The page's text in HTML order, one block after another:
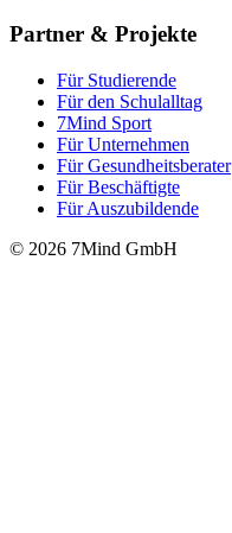
Partner & Projekte
Für Stu­die­rende
Für den Schulalltag
7Mind Sport
Für Unter­neh­men
Für Gesund­heits­be­ra­ter
Für Beschäftigte
Für Auszubildende
© 2026 7Mind GmbH